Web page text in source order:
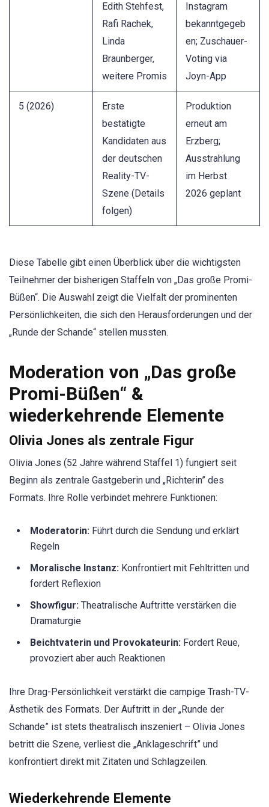
Edith Stehfest,
Rafi Rachek,
Linda
Braunberger,
weitere Promis
Instagram
bekanntgegeb
en; Zuschauer-
Voting via
Joyn-App
5 (2026)
Erste
bestätigte
Kandidaten aus
der deutschen
Reality-TV-
Szene (Details
folgen)
Produktion
erneut am
Erzberg;
Ausstrahlung
im Herbst
2026 geplant
Diese Tabelle gibt einen Überblick über die wichtigsten
Teilnehmer der bisherigen Staffeln von „Das große Promi-
Büßen“. Die Auswahl zeigt die Vielfalt der prominenten
Persönlichkeiten, die sich den Herausforderungen und der
„Runde der Schande“ stellen mussten.
Moderation von „Das große
Promi-Büßen“ &
wiederkehrende Elemente
Olivia Jones als zentrale Figur
Olivia Jones (52 Jahre während Staffel 1) fungiert seit
Beginn als zentrale Gastgeberin und „Richterin” des
Formats. Ihre Rolle verbindet mehrere Funktionen:
Moderatorin: Führt durch die Sendung und erklärt
Regeln
Moralische Instanz: Konfrontiert mit Fehltritten und
fordert Reflexion
Showfigur: Theatralische Auftritte verstärken die
Dramaturgie
Beichtvaterin und Provokateurin: Fordert Reue,
provoziert aber auch Reaktionen
Ihre Drag-Persönlichkeit verstärkt die campige Trash-TV-
Ästhetik des Formats. Der Auftritt in der „Runde der
Schande” ist stets theatralisch inszeniert – Olivia Jones
betritt die Szene, verliest die „Anklageschrift” und
konfrontiert direkt mit Zitaten und Schlagzeilen.
Wiederkehrende Elemente